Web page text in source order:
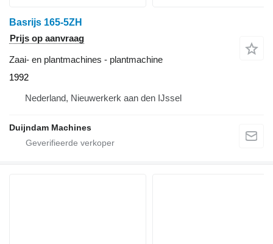
Basrijs 165-5ZH
Prijs op aanvraag
Zaai- en plantmachines - plantmachine
1992
Nederland, Nieuwerkerk aan den IJssel
Duijndam Machines